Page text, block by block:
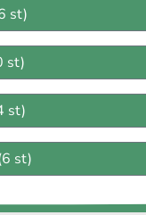
st)
st)
st)
st)